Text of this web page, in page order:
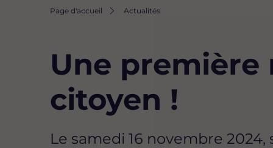
Fil
Page d'accueil Actualités
Une première
citoyen !
Le samedi 16 novembre